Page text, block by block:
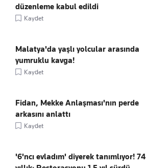
düzenleme kabul edildi
Kaydet
Malatya'da yaşlı yolcular arasında
yumruklu kavga!
Kaydet
Fidan, Mekke Anlaşması'nın perde
arkasını anlattı
Kaydet
'6'ncı evladım' diyerek tanımlıyor! 74